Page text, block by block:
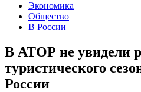
Экономика
Общество
В России
В АТОР не увидели
туристического
России